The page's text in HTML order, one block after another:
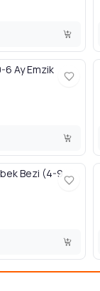
6 Ay Emzik
Bezi (4-9